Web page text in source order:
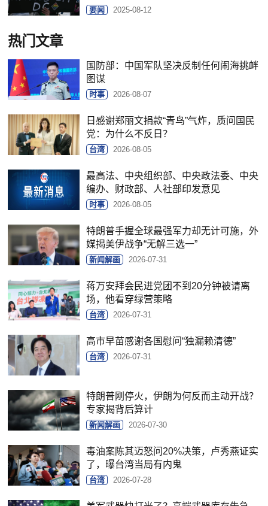
要闻 2025-08-12
热门文章
国防部：中国军队坚决反制任何闹海挑衅
图谋
时事 2026-08-07
日感谢郑丽文捐款“青鸟”气炸，质问国民
党：为什么不反日？
台湾 2026-08-05
最高法、中央组织部、中央政法委、中央
编办、财政部、人社部印发意见
时事 2026-08-05
特朗普手握全球最强军力却无计可施，外
媒揭美伊战争“无解三选一”
新闻解画 2026-07-31
蒋万安拜会民进党团不到20分钟被请离
场，他看穿绿营策略
台湾 2026-07-31
高市早苗感谢各国慰问“独漏赖清德”
台湾 2026-07-31
特朗普刚停火，伊朗为何反而主动开战？
专家揭背后算计
新闻解画 2026-07-30
毒油案陈其迈怒问20%决策，卢秀燕证实
了，曝台湾当局有内鬼
台湾 2026-07-28